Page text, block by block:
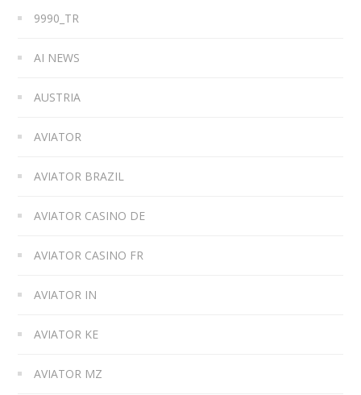
9990_TR
AI NEWS
AUSTRIA
AVIATOR
AVIATOR BRAZIL
AVIATOR CASINO DE
AVIATOR CASINO FR
AVIATOR IN
AVIATOR KE
AVIATOR MZ